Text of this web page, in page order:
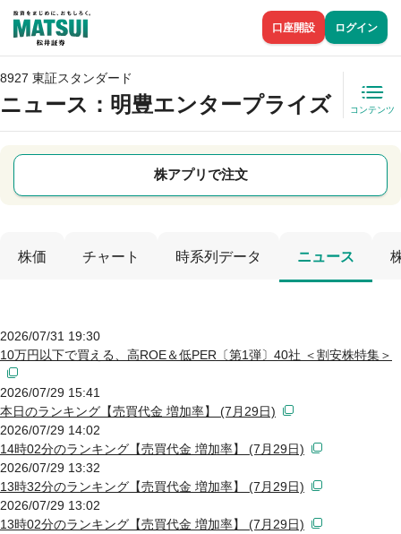
口座開設 ログイン
8927 東証スタンダード
ニュース ：明豊エンタープライズ コンテンツ
株アプリで注文
株価 チャート 時系列データ ニュース
2026/07/31 19:30
10万円以下で買える、高ROE＆低PER〔第1弾〕40社 ＜割安株特集＞
2026/07/29 15:41
本日のランキング【売買代金 増加率】 (7月29日)
2026/07/29 14:02
14時02分のランキング【売買代金 増加率】 (7月29日)
2026/07/29 13:32
13時32分のランキング【売買代金 増加率】 (7月29日)
2026/07/29 13:02
13時02分のランキング【売買代金 増加率】 (7月29日)